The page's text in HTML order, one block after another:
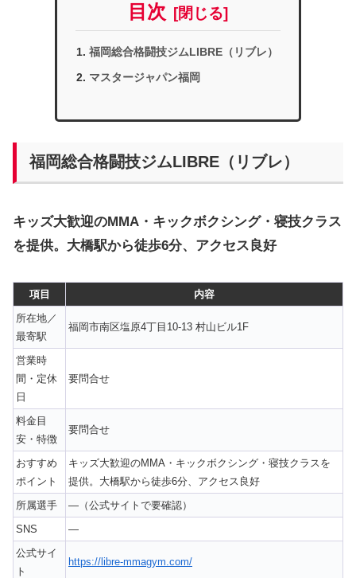
目次
福岡総合格闘技ジムLIBRE（リブレ）
マスタージャパン福岡
福岡総合格闘技ジムLIBRE（リブレ）
キッズ大歓迎のMMA・キックボクシング・寝技クラス
を提供。大橋駅から徒歩6分、アクセス良好
項目
内容
所在地／
最寄駅
福岡市南区塩原4丁目10-13 村山ビル1F
営業時
間・定休
日
要問合せ
料金目
安・特徴
要問合せ
おすすめ
ポイント
キッズ大歓迎のMMA・キックボクシング・寝技クラスを
提供。大橋駅から徒歩6分、アクセス良好
所属選手
—（公式サイトで要確認）
SNS
—
公式サイ
ト
https://libre-mmagym.com/